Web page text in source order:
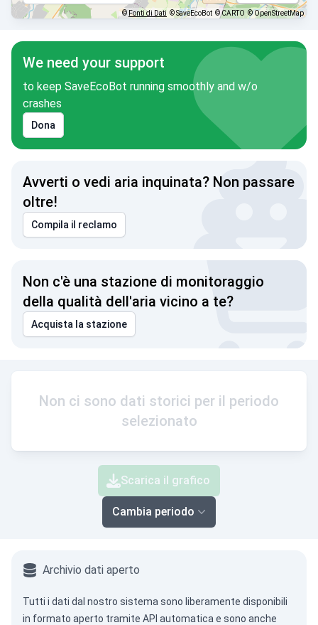
© Fonti di Dati © SaveEcoBot © CARTO © OpenStreetMap
We need your support
to keep SaveEcoBot running smoothly and w/o
crashes
Dona
Avverti o vedi aria inquinata? Non passare
oltre!
Compila il reclamo
Non c'è una stazione di monitoraggio
della qualità dell'aria vicino a te?
Acquista la stazione
Non ci sono dati storici per il periodo
selezionato
Scarica il grafico
Cambia periodo
Archivio dati aperto
Tutti i dati dal nostro sistema sono liberamente disponibili
in formato aperto tramite API automatica e sono anche